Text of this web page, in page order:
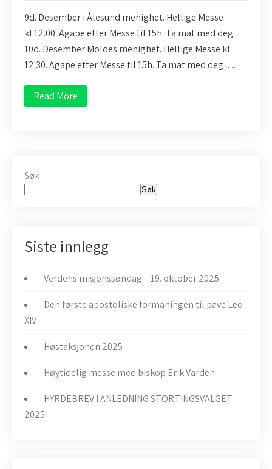
9d. Desember i Ålesund menighet. Hellige Messe
kl.12.00. Agape etter Messe til 15h. Ta mat med deg.
10d. Desember Moldes menighet. Hellige Messe kl
12.30. Agape etter Messe til 15h. Ta mat med deg….
Read More
Søk
Søk
Siste innlegg
Verdens misjonssøndag – 19. oktober 2025
Den første apostoliske formaningen til pave Leo
XIV
Høstaksjonen 2025
Høytidelig messe med biskop Erik Varden
HYRDEBREV I ANLEDNING STORTINGSVALGET
2025